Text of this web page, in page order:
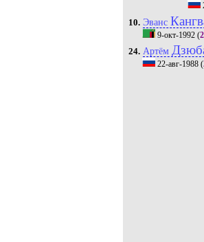
10. Эванс
9-окт-1992(
24. Артём
22-авг-1988(